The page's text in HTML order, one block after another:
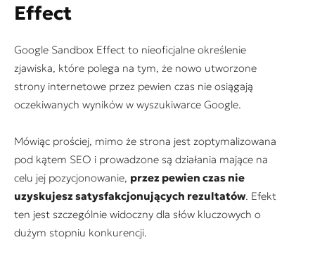
Effect
Google Sandbox Effect to nieoficjalne określenie
zjawiska, które polega na tym, że nowo utworzone
strony internetowe przez pewien czas nie osiągają
oczekiwanych wyników w wyszukiwarce Google.
Mówiąc prościej, mimo że strona jest zoptymalizowana
pod kątem SEO i prowadzone są działania mające na
celu jej pozycjonowanie, przez pewien czas nie
uzyskujesz satysfakcjonujących rezultatów. Efekt
ten jest szczególnie widoczny dla słów kluczowych o
dużym stopniu konkurencji.